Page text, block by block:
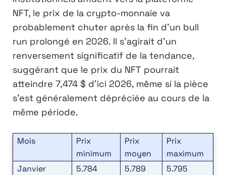
NFT, le prix de la crypto-monnaie va
probablement chuter après la fin d’un bull
run prolongé en 2026. Il s’agirait d’un
renversement significatif de la tendance,
suggérant que le prix du NFT pourrait
atteindre 7,474 $ d’ici 2026, même si la pièce
s’est généralement dépréciée au cours de la
même période.
Mois
Prix
minimum
Prix
moyen
Prix
maximum
Janvier
5.784 5.789 5.795